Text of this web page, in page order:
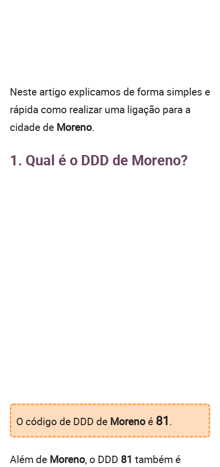
Neste artigo explicamos de forma simples e
rápida como realizar uma ligação para a
cidade de Moreno.
1. Qual é o DDD de Moreno?
O código de DDD de Moreno é 81.
Além de Moreno, o DDD 81 também é